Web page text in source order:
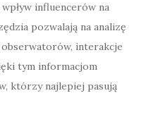
influencerów na
pozwalają na analizę
interakcje
tym informacjom
którzy najlepiej pasują